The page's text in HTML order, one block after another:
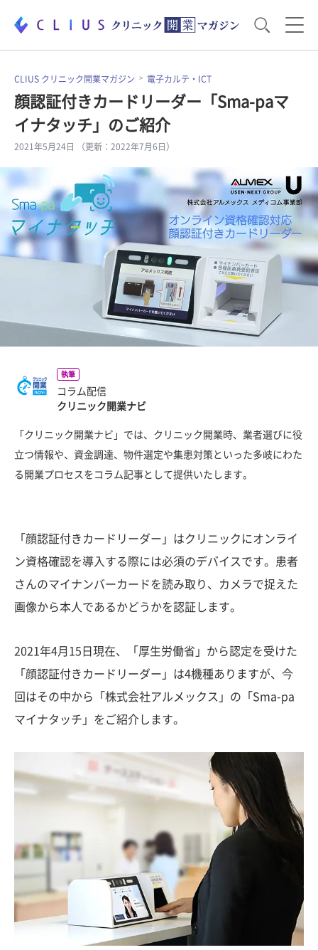
お役立ち資料 運営・経営のポイント
開業医のリアル
電子カルテ・ICT 医療機器・事務機器
集患のコツ セミナー
CLIUS クリニック開業マガジン 電子カルテ・ICT
顔認証付きカードリーダー「Sma-paマ
イナタッチ」のご紹介
2021年5月24日 （更新：2022年7月6日）
執筆
コラム配信
クリニック開業ナビ
「クリニック開業ナビ」では、クリニック開業時、業者選びに役
立つ情報や、資金調達、物件選定や集患対策といった多岐にわた
る開業プロセスをコラム記事として提供いたします。
「顔認証付きカードリーダー」はクリニックにオンライ
ン資格確認を導入する際には必須のデバイスです。患者
さんのマイナンバーカードを読み取り、カメラで捉えた
画像から本人であるかどうかを認証します。
2021年4月15日現在、「厚生労働省」から認定を受けた
「顔認証付きカードリーダー」は4機種ありますが、今
回はその中から「株式会社アルメックス」の「Sma-pa
マイナタッチ」をご紹介します。